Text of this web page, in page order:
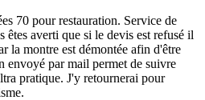
70 pour restauration. Service de
averti que si le devis est refusé il
la montre est démontée afin d'être
envoyé par mail permet de suivre
pratique. J'y retournerai pour